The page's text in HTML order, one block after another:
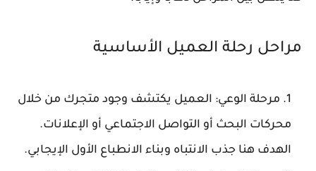
مراحل رحلة العميل الأساسية
مرحلة الوعي: العميل يكتشف وجود متجرك من خلال
محركات البحث أو التواصل الاجتماعي أو الإعلانات.
الهدف هنا جذب الانتباه وبناء الانطباع الأول الإيجابي.